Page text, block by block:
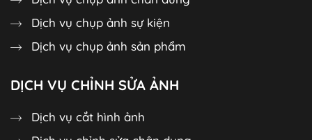
Dịch vụ chụp ảnh sự kiện
Dịch vụ chụp ảnh sản phẩm
DỊCH VỤ CHỈNH SỬA ẢNH
Dịch vụ cắt hình ảnh